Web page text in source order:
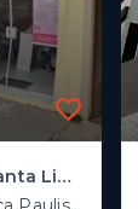
🏡 Imóvel à Venda – Vila Santa Libânia, Bragança Paulista - SP: 2 Casas e 1 Salão